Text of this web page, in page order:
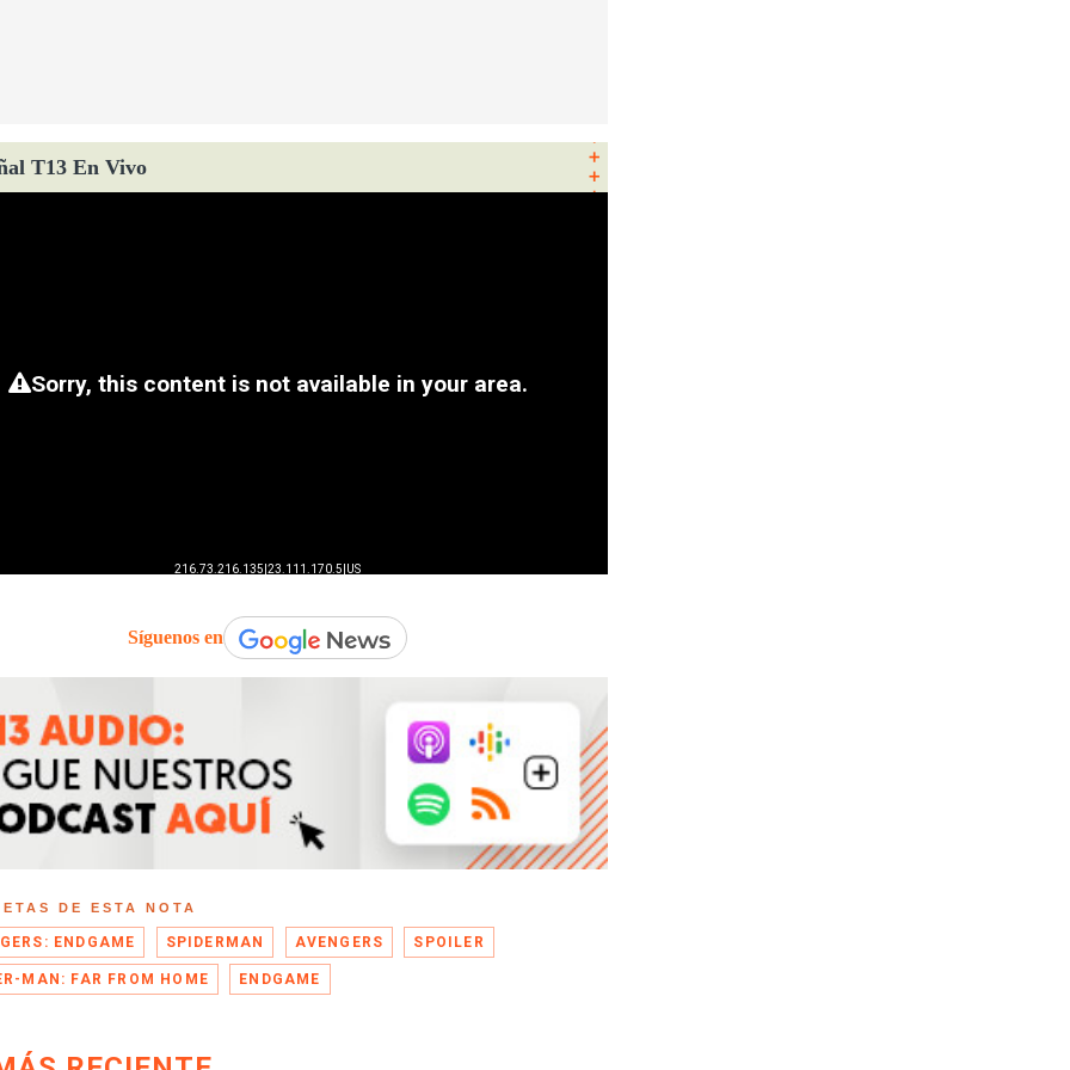
T13 En Vivo
Síguenos en
DE ESTA NOTA
ENDGAME SPIDERMAN AVENGERS SPOILER
MAN: FAR FROM HOME ENDGAME